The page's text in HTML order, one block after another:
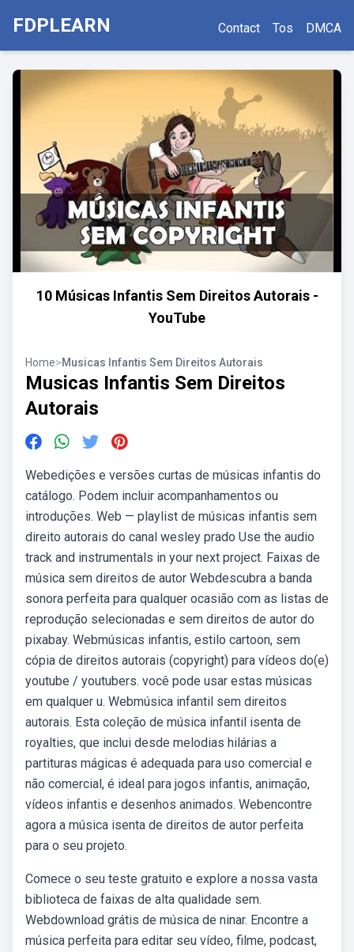
FDPLEARN Contact Tos DMCA
10 Músicas Infantis Sem Direitos Autorais -
YouTube
Home>Musicas Infantis Sem Direitos Autorais
Musicas Infantis Sem Direitos
Autorais
Webedições e versões curtas de músicas infantis do
catálogo. Podem incluir acompanhamentos ou
introduções. Web — playlist de músicas infantis sem
direito autorais do canal wesley prado Use the audio
track and instrumentals in your next project. Faixas de
música sem direitos de autor Webdescubra a banda
sonora perfeita para qualquer ocasião com as listas de
reprodução selecionadas e sem direitos de autor do
pixabay. Webmúsicas infantis, estilo cartoon, sem
cópia de direitos autorais (copyright) para vídeos do(e)
youtube / youtubers. você pode usar estas músicas
em qualquer u. Webmúsica infantil sem direitos
autorais. Esta coleção de música infantil isenta de
royalties, que inclui desde melodias hilárias a
partituras mágicas é adequada para uso comercial e
não comercial, é ideal para jogos infantis, animação,
vídeos infantis e desenhos animados. Webencontre
agora a música isenta de direitos de autor perfeita
para o seu projeto.
Comece o seu teste gratuito e explore a nossa vasta
biblioteca de faixas de alta qualidade sem.
Webdownload grátis de música de ninar. Encontre a
música perfeita para editar seu vídeo, filme, podcast,